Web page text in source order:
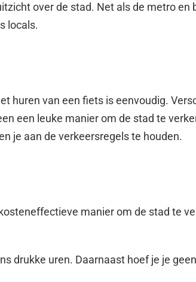
over de stad. Net als de metro en
locals.
huren van een fiets is eenvoudig.
een leuke manier om de stad te
je aan de verkeersregels te houden.
manier om de stad te
drukke uren. Daarnaast hoef je je